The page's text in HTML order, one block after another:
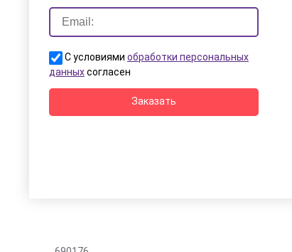
С условиями обработки персональных
данныхсогласен
Заказать